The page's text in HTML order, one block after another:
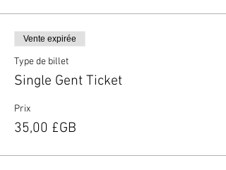
Vente expirée
Type de billet
Single Gent Ticket
Prix
35,00 £GB